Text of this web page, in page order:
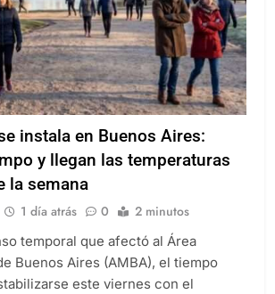
instala en Buenos Aires:
y llegan las temperaturas
la semana
1 día atrás 0 2 minutos
temporal que afectó al Área
Buenos Aires (AMBA), el tiempo
este viernes con el